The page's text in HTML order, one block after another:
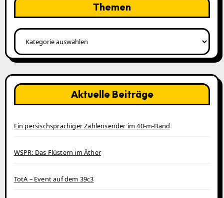
Themen
Themen
Aktuelle Beiträge
Ein persischsprachiger Zahlensender im 40‑m‑Band
WSPR: Das Flüstern im Äther
TotA – Event auf dem 39c3